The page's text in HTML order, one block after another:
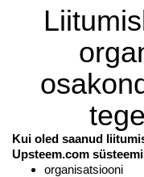
Kui oled saanud
Upsteem.com
organisatsiooni